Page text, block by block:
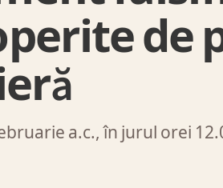
de
a.c., în jurul orei